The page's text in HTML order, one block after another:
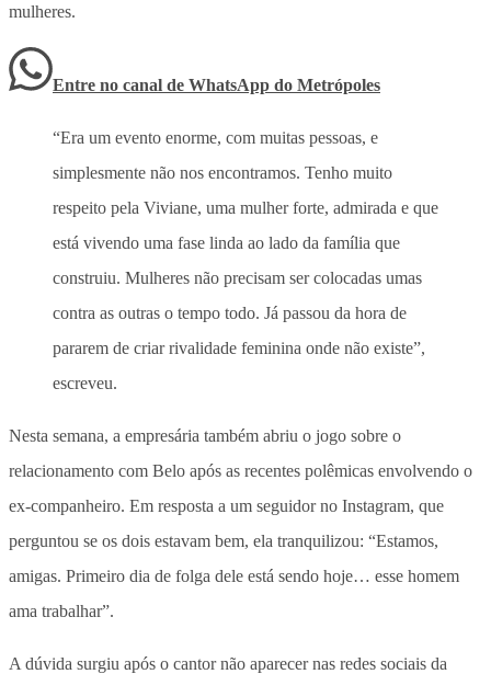
mulheres.
Entre no canal de WhatsApp do Metrópoles
“Era um evento enorme, com muitas pessoas, e
simplesmente não nos encontramos. Tenho muito
respeito pela Viviane, uma mulher forte, admirada e que
está vivendo uma fase linda ao lado da família que
construiu. Mulheres não precisam ser colocadas umas
contra as outras o tempo todo. Já passou da hora de
pararem de criar rivalidade feminina onde não existe”,
escreveu.
Nesta semana, a empresária também abriu o jogo sobre o
relacionamento com Belo após as recentes polêmicas envolvendo o
ex-companheiro. Em resposta a um seguidor no Instagram, que
perguntou se os dois estavam bem, ela tranquilizou: “Estamos,
amigas. Primeiro dia de folga dele está sendo hoje… esse homem
ama trabalhar”.
A dúvida surgiu após o cantor não aparecer nas redes sociais da